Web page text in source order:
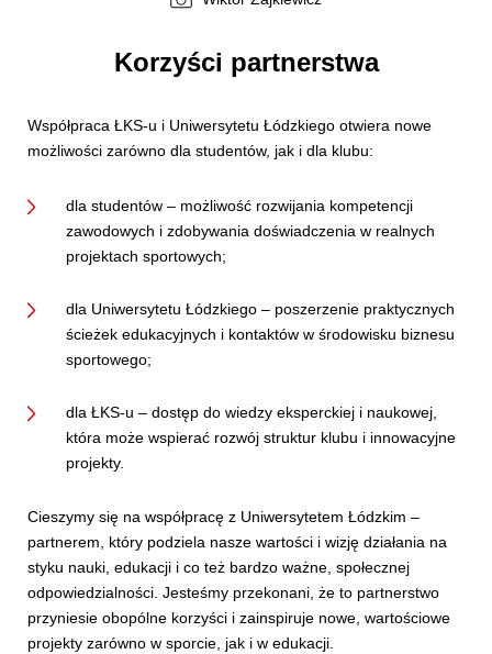
Korzyści partnerstwa
Współpraca ŁKS-u i Uniwersytetu Łódzkiego otwiera nowe
możliwości zarówno dla studentów, jak i dla klubu:
dla studentów – możliwość rozwijania kompetencji
zawodowych i zdobywania doświadczenia w realnych
projektach sportowych;
dla Uniwersytetu Łódzkiego – poszerzenie praktycznych
ścieżek edukacyjnych i kontaktów w środowisku biznesu
sportowego;
dla ŁKS-u – dostęp do wiedzy eksperckiej i naukowej,
która może wspierać rozwój struktur klubu i innowacyjne
projekty.
Cieszymy się na współpracę z Uniwersytetem Łódzkim –
partnerem, który podziela nasze wartości i wizję działania na
styku nauki, edukacji i co też bardzo ważne, społecznej
odpowiedzialności. Jesteśmy przekonani, że to partnerstwo
przyniesie obopólne korzyści i zainspiruje nowe, wartościowe
projekty zarówno w sporcie, jak i w edukacji.